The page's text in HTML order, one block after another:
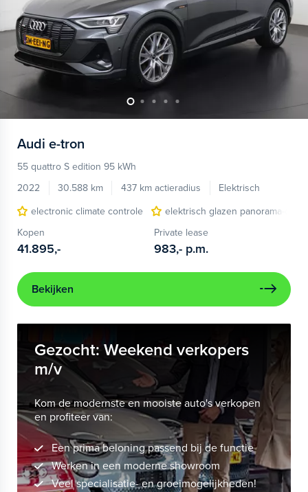
Audi e-tron
55 quattro S edition 95 kWh
2022
30.588 km 437 km actieradius
Elektrisch
electronic climate controle
elektrisch glazen panorama-dak
Kopen
41.895,-
Private lease
983,- p.m.
Bekijken
Gezocht: Weekend verkopers
m/v
Kom de modernste en mooiste auto's verkopen
en profiteer van:
Een prima beloning passend bij de functie
Werken in een moderne showroom
Veel specialisatie- en groeimogelijkheden!